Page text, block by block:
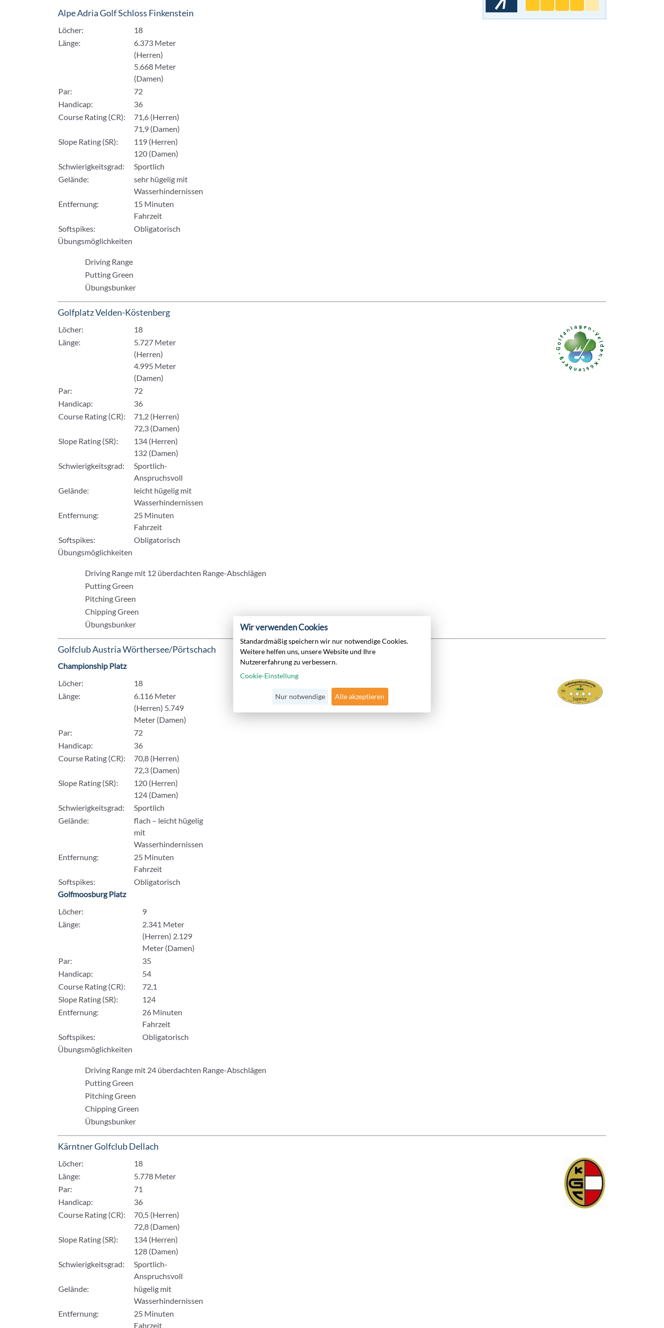
Alpe Adria Golf Schloss Finkenstein
Löcher:
18
Länge:
6.373 Meter
(Herren)
5.668 Meter
(Damen)
Par:
72
Handicap:
36
Course Rating (CR):
71,6 (Herren)
71,9 (Damen)
Slope Rating (SR):
119 (Herren)
120 (Damen)
Schwierigkeitsgrad:
Sportlich
Gelände:
sehr hügelig mit
Wasserhindernissen
Entfernung:
15 Minuten
Fahrzeit
Softspikes:
Obligatorisch
Übungsmöglichkeiten
Driving Range
Putting Green
Übungsbunker
Golfplatz Velden-Köstenberg
Löcher:
18
Länge:
5.727 Meter
(Herren)
4.995 Meter
(Damen)
Par:
72
Handicap:
36
Course Rating (CR):
71,2 (Herren)
72,3 (Damen)
Slope Rating (SR):
134 (Herren)
132 (Damen)
Schwierigkeitsgrad:
Sportlich-
Anspruchsvoll
Gelände:
leicht hügelig mit
Wasserhindernissen
Entfernung:
25 Minuten
Fahrzeit
Softspikes:
Obligatorisch
Übungsmöglichkeiten
Driving Range mit 12 überdachten Range-Abschlägen
Putting Green
Pitching Green
Chipping Green
Übungsbunker
Golfclub Austria Wörthersee/Pörtschach
Championship Platz
Löcher:
18
Länge:
6.116 Meter
(Herren) 5.749
Meter (Damen)
Par:
72
Handicap:
36
Course Rating (CR):
70,8 (Herren)
72,3 (Damen)
Slope Rating (SR):
120 (Herren)
124 (Damen)
Schwierigkeitsgrad:
Sportlich
Gelände:
flach – leicht hügelig
mit
Wasserhindernissen
Entfernung:
25 Minuten
Fahrzeit
Softspikes:
Obligatorisch
Golfmoosburg Platz
Löcher:
9
Länge:
2.341 Meter
(Herren) 2.129
Meter (Damen)
Par:
35
Handicap:
54
Course Rating (CR):
72,1
Slope Rating (SR):
124
Entfernung:
26 Minuten
Fahrzeit
Softspikes:
Obligatorisch
Übungsmöglichkeiten
Driving Range mit 24 überdachten Range-Abschlägen
Putting Green
Pitching Green
Chipping Green
Übungsbunker
Kärntner Golfclub Dellach
Löcher:
18
Länge:
5.778 Meter
Par:
71
Handicap:
36
Course Rating (CR):
70,5 (Herren)
72,8 (Damen)
Slope Rating (SR):
134 (Herren)
128 (Damen)
Schwierigkeitsgrad:
Sportlich-
Anspruchsvoll
Gelände:
hügelig mit
Wasserhindernissen
Entfernung:
25 Minuten
Fahrzeit
Wir verwenden Cookies
Standardmäßig speichern wir nur notwendige Cookies.
Weitere helfen uns, unsere Website und Ihre
Nutzererfahrung zu verbessern.
Cookie-Einstellung
Nur notwendige Alle akzeptieren